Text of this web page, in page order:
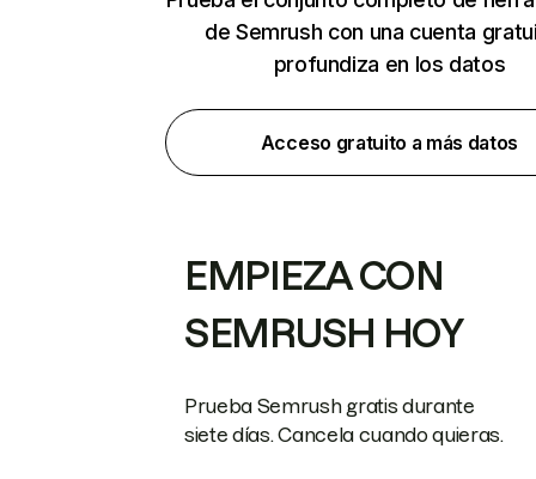
de Semrush con una cuenta
profundiza en los datos
Acceso gratuito a más datos
EMPIEZA CON
SEMRUSH HOY
Prueba Semrush gratis durante
siete días. Cancela cuando quieras.